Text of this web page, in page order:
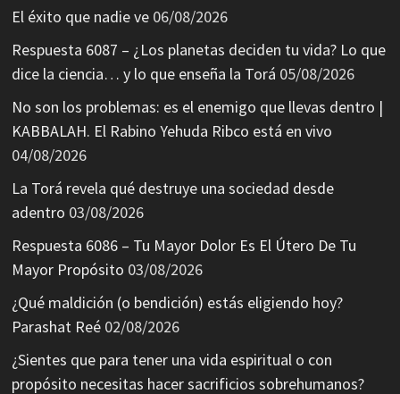
El éxito que nadie ve 06/08/2026
Respuesta 6087 – ¿Los planetas deciden tu vida? Lo que
dice la ciencia… y lo que enseña la Torá 05/08/2026
No son los problemas: es el enemigo que llevas dentro |
KABBALAH. El Rabino Yehuda Ribco está en vivo
04/08/2026
La Torá revela qué destruye una sociedad desde
adentro 03/08/2026
Respuesta 6086 – Tu Mayor Dolor Es El Útero De Tu
Mayor Propósito 03/08/2026
¿Qué maldición (o bendición) estás eligiendo hoy?
Parashat Reé 02/08/2026
¿Sientes que para tener una vida espiritual o con
propósito necesitas hacer sacrificios sobrehumanos?